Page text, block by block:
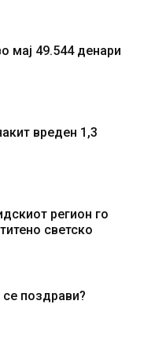
мај 49.544 денари
вреден 1,3
регион го
светско
поздрави?